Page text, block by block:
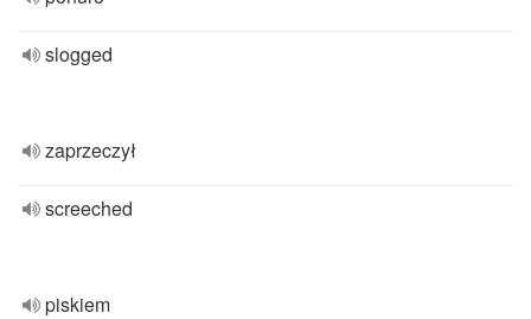
slogged
zaprzeczył
screeched
piskiem